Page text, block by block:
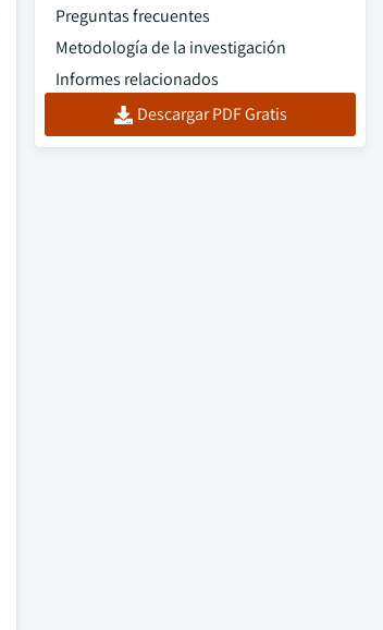
Preguntas frecuentes
Metodología de la investigación
Informes relacionados
Descargar PDF Gratis